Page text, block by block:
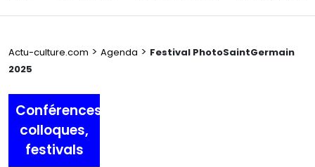
Actu-culture.com > Agenda > Festival PhotoSaintGermain
2025
Conférences,
colloques,
festivals